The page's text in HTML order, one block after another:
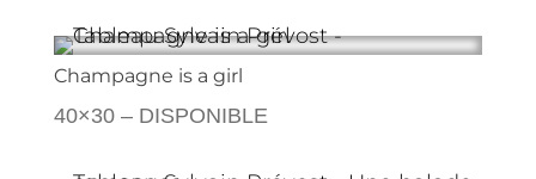
Champagne is a girl
40×30 – DISPONIBLE